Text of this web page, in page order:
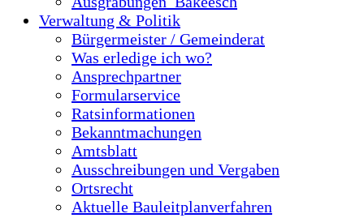
Verwaltung & Politik
Bürgermeister / Gemeinderat
Was erledige ich wo?
Ansprechpartner
Formularservice
Ratsinformationen
Bekanntmachungen
Amtsblatt
Ausschreibungen und Vergaben
Ortsrecht
Aktuelle Bauleitplanverfahren